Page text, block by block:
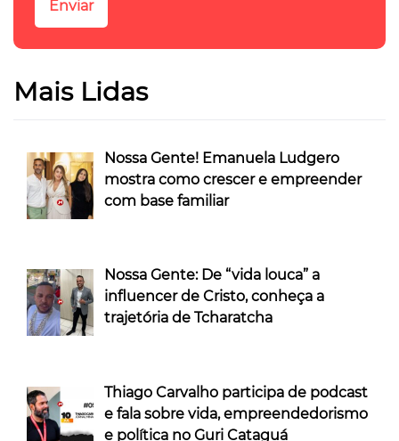
Mais Lidas
Nossa Gente! Emanuela Ludgero
mostra como crescer e empreender
com base familiar
Nossa Gente: De “vida louca” a
influencer de Cristo, conheça a
trajetória de Tcharatcha
Thiago Carvalho participa de podcast
e fala sobre vida, empreendedorismo
e política no Guri Cataguá